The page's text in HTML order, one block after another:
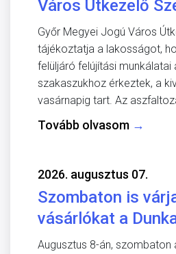
Város Útkezelő
Győr Megyei Jogú Város
tájékoztatja a lakosságot,
felüljáró felújítási munkálatai
szakaszukhoz érkeztek, a
vasárnapig tart. Az
Tovább olvasom →
2026. augusztus 07.
Szombaton is
vásárlókat a
Augusztus 8-án,